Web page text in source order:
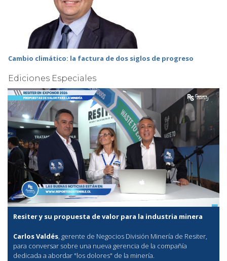
Cambio climático: la factura de dos siglos de progreso
Ediciones Especiales
Resiter y su propuesta de valor para la industria minera
Carlos Valdés, gerente de Negocios División Minería de Resiter,
para conversar sobre una nueva gerencia de la compañía
dedicada a abordar "los dolores" de la minería.